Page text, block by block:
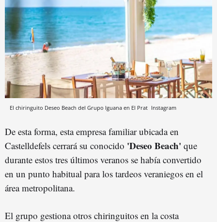
El chiringuito Deseo Beach del Grupo Iguana en El Prat Instagram
De esta forma, esta empresa familiar ubicada en
Castelldefels cerrará su conocido 'Deseo Beach' que
durante estos tres últimos veranos se había convertido
en un punto habitual para los tardeos veraniegos en el
área metropolitana.
El grupo gestiona otros chiringuitos en la costa